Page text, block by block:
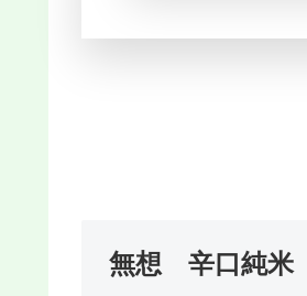
無想 辛口純米